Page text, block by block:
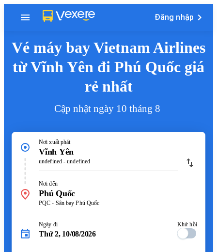
Đăng nhập
Vé máy bay Vietnam Airlines
từ Vĩnh Yên đi Phú Quốc giá
rẻ nhất
Cập nhật ngày 10 tháng 8
Nơi xuất phát
Vĩnh Yên
undefined - undefined
Nơi đến
Phú Quốc
PQC - Sân bay Phú Quốc
Ngày đi
Thứ 2, 10/08/2026
Khứ hồi